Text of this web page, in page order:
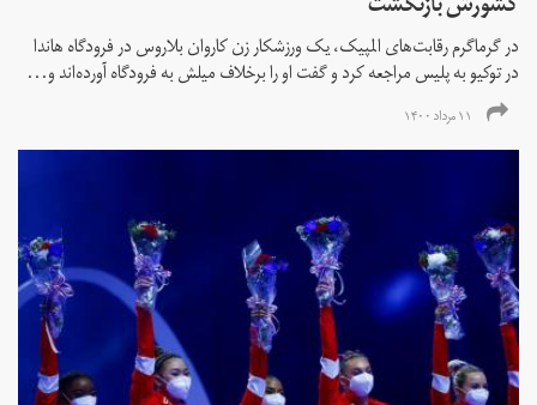
در گرماگرم رقابت‌های المپیک، یک ورزشکار زن کاروان بلاروس در فرودگاه هاندا
در توکیو به پلیس مراجعه کرد و گفت او را برخلاف میلش به فرودگاه آورده‌اند و...
۱۱ مرداد ۱۴۰۰